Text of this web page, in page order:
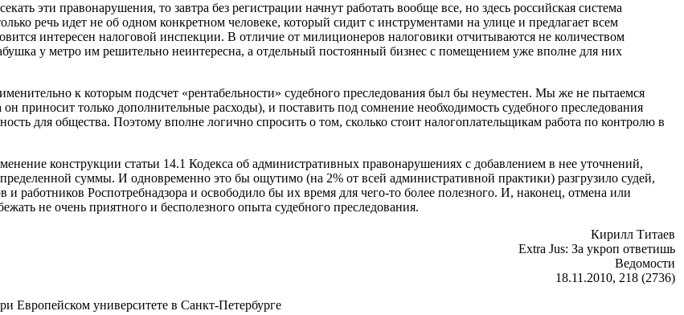
эти правонарушения, то завтра без регистрации начнут работать вообще все, но здесь российская система
речь идет не об одном конкретном человеке, который сидит с инструментами на улице и предлагает всем
интересен налоговой инспекции. В отличие от милиционеров налоговики отчитываются не количеством
у метро им решительно неинтересна, а отдельный постоянный бизнес с помещением уже вполне для них
к которым подсчет «рентабельности» судебного преследования был бы неуместен. Мы же не пытаемся
приносит только дополнительные расходы), и поставить под сомнение необходимость судебного преследования
для общества. Поэтому вполне логично спросить о том, сколько стоит налогоплательщикам работа по контролю в
конструкции статьи 14.1 Кодекса об административных правонарушениях с добавлением в нее уточнений,
суммы. И одновременно это бы ощутимо (на 2% от всей административной практики) разгрузило судей,
работников Роспотребнадзора и освободило бы их время для чего-то более полезного. И, наконец, отмена или
не очень приятного и бесполезного опыта судебного преследования.
Кирилл Титаев
Extra Jus: За укроп ответишь
Ведомости
18.11.2010, 218 (2736)
Европейском университете в Санкт-Петербурге